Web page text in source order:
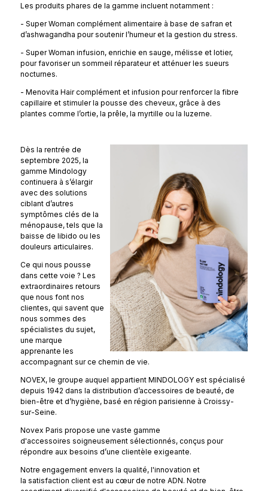
Les produits phares de la gamme incluent notamment :
- Super Woman complément alimentaire à base de safran et
d’ashwagandha pour soutenir l’humeur et la gestion du stress.
- Super Woman infusion, enrichie en sauge, mélisse et lotier,
pour favoriser un sommeil réparateur et atténuer les sueurs
nocturnes.
- Menovita Hair complément et infusion pour renforcer la fibre
capillaire et stimuler la pousse des cheveux, grâce à des
plantes comme l’ortie, la prêle, la myrtille ou la luzerne.
Dès la rentrée de
septembre 2025, la
gamme Mindology
continuera à s’élargir
avec des solutions
ciblant d’autres
symptômes clés de la
ménopause, tels que la
baisse de libido ou les
douleurs articulaires.
Ce qui nous pousse
dans cette voie ? Les
extraordinaires retours
que nous font nos
clientes, qui savent que
nous sommes des
spécialistes du sujet,
une marque
apprenante les
accompagnant sur ce chemin de vie.
NOVEX, le groupe auquel appartient MINDOLOGY est spécialisé
depuis 1942 dans la distribution d’accessoires de beauté, de
bien-être et d’hygiène, basé en région parisienne à Croissy-
sur-Seine.
Novex Paris propose une vaste gamme
d'accessoires soigneusement sélectionnés, conçus pour
répondre aux besoins d’une clientèle exigeante.
Notre engagement envers la qualité, l'innovation et
la satisfaction client est au cœur de notre ADN. Notre